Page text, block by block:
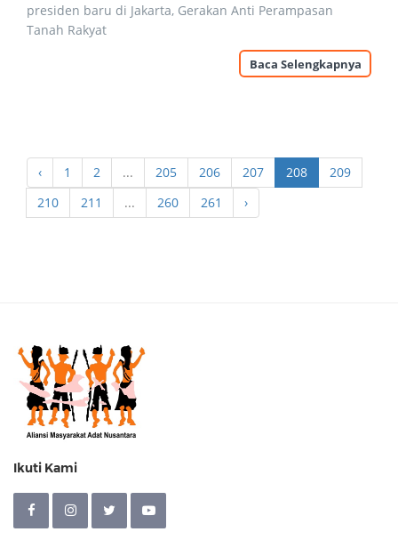
presiden baru di Jakarta, Gerakan Anti Perampasan
Tanah Rakyat
Baca Selengkapnya
‹ 1 2 ... 205 206 207 208
209
210
211 ... 260 261 ›
Ikuti Kami